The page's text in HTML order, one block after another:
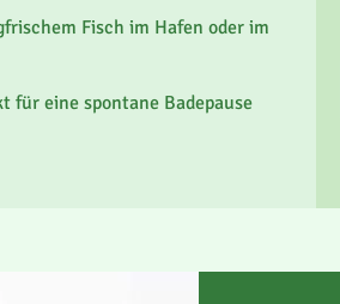
Fisch im Hafen oder im
für eine spontane Badepause